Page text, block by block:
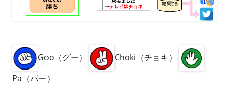
Goo（グー）
Choki（チョキ）
Pa（パー）